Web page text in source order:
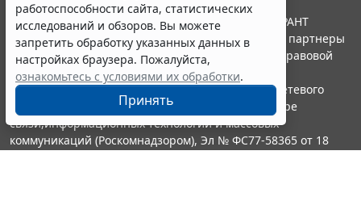
работоспособности сайта, статистических
исследований и обзоров. Вы можете
запретить обработку указанных данных в
настройках браузера. Пожалуйста,
ознакомьтесь с условиями их обработки.
Принять
© ООО "НПП "ГАРАНТ-СЕРВИС", 2026. Система ГАРАНТ
выпускается с 1990 года. Компания "Гарант" и ее партнеры
являются участниками Российской ассоциации правовой
информации ГАРАНТ.
Портал ГАРАНТ.РУ зарегистрирован в качестве сетевого
издания Федеральной службой по надзору в сфере
связи,информационных технологий и массовых
коммуникаций (Роскомнадзором), Эл № ФС77-58365 от 18